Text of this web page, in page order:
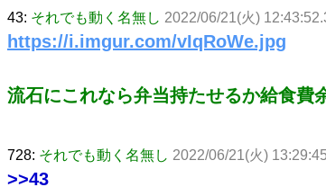
43: それでも動く名無し 2022/06/21(火)
https://i.imgur.com/vIqRoWe.jpg
流石にこれなら弁当持たせるか給食費
728: それでも動く名無し 2022/06/21(火)
>>43